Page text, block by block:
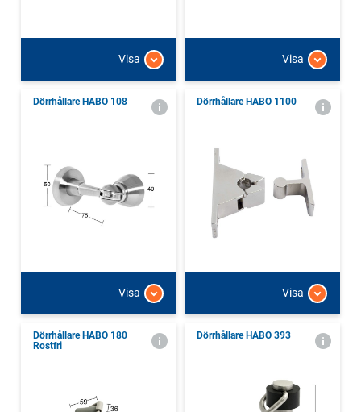
Visa Visa
Dörrhållare HABO 108
Visa
Dörrhållare HABO 1100
Visa
Dörrhållare HABO 180
Rostfri
Dörrhållare HABO 393